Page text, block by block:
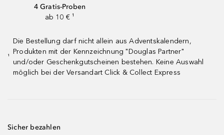
4 Gratis-Proben
ab 10 € ¹
¹
Die Bestellung darf nicht allein aus Adventskalendern,
Produkten mit der Kennzeichnung "Douglas Partner"
und/oder Geschenkgutscheinen bestehen. Keine Auswahl
möglich bei der Versandart Click & Collect Express
Sicher bezahlen